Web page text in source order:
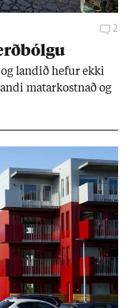
2
land­ið hef­ur ekki
mat­ar­kostn­að og